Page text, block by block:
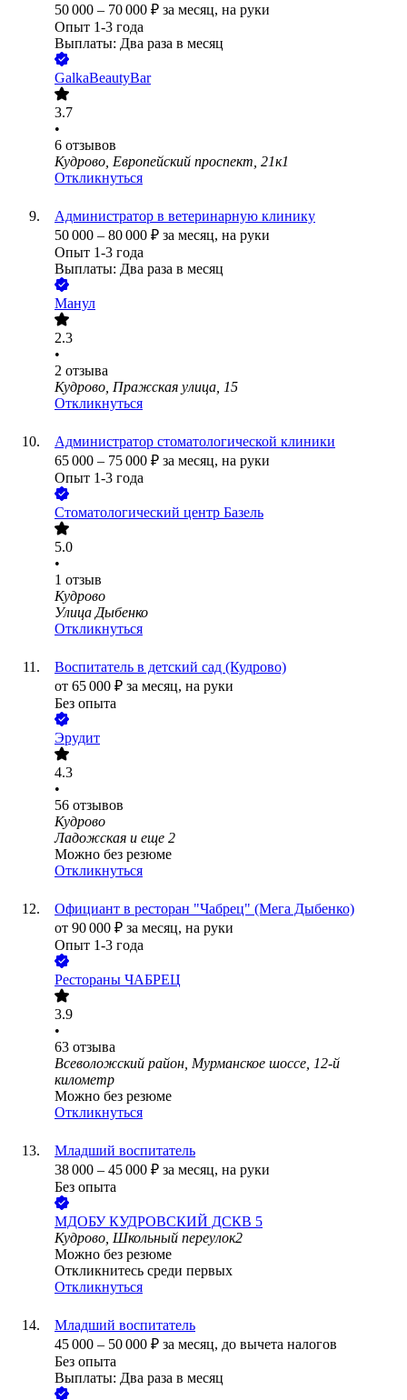
50 000 – 70 000 ₽ за месяц, на руки
Опыт 1-3 года
Выплаты: Два раза в месяц
GalkaBeautyBar
3.7
•
6 отзывов
Кудрово, Европейский проспект, 21к1
Откликнуться
Администратор в ветеринарную клинику
50 000 – 80 000 ₽ за месяц, на руки
Опыт 1-3 года
Выплаты: Два раза в месяц
Манул
2.3
•
2 отзыва
Кудрово, Пражская улица, 15
Откликнуться
Администратор стоматологической клиники
65 000 – 75 000 ₽ за месяц, на руки
Опыт 1-3 года
Стоматологический центр Базель
5.0
•
1 отзыв
Кудрово
Улица Дыбенко
Откликнуться
Воспитатель в детский сад (Кудрово)
от 65 000 ₽ за месяц, на руки
Без опыта
Эрудит
4.3
•
56 отзывов
Кудрово
Ладожская и еще 2
Можно без резюме
Откликнуться
Официант в ресторан "Чабрец" (Мега Дыбенко)
от 90 000 ₽ за месяц, на руки
Опыт 1-3 года
Рестораны ЧАБРЕЦ
3.9
•
63 отзыва
Всеволожский район, Мурманское шоссе, 12-й
километр
Можно без резюме
Откликнуться
Младший воспитатель
38 000 – 45 000 ₽ за месяц, на руки
Без опыта
МДОБУ КУДРОВСКИЙ ДСКВ 5
Кудрово, Школьный переулок2
Можно без резюме
Откликнитесь среди первых
Откликнуться
Младший воспитатель
45 000 – 50 000 ₽ за месяц, до вычета налогов
Без опыта
Выплаты: Два раза в месяц